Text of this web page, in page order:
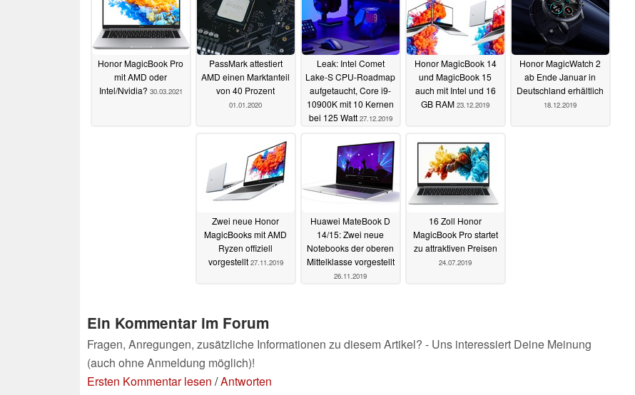
Honor MagicBook Pro
mit AMD oder
Intel/Nvidia? 30.03.2021
PassMark attestiert
AMD einen Marktanteil
von 40 Prozent
01.01.2020
Leak: Intel Comet
Lake-S CPU-Roadmap
aufgetaucht, Core i9-
10900K mit 10 Kernen
bei 125 Watt 27.12.2019
Honor MagicBook 14
und MagicBook 15
auch mit Intel und 16
GB RAM 23.12.2019
Honor MagicWatch 2
ab Ende Januar in
Deutschland erhältlich
18.12.2019
Zwei neue Honor
MagicBooks mit AMD
Ryzen offiziell
vorgestellt 27.11.2019
Huawei MateBook D
14/15: Zwei neue
Notebooks der oberen
Mittelklasse vorgestellt
26.11.2019
16 Zoll Honor
MagicBook Pro startet
zu attraktiven Preisen
24.07.2019
Ein Kommentar im Forum
Fragen, Anregungen, zusätzliche Informationen zu diesem Artikel? - Uns interessiert Deine Meinung
(auch ohne Anmeldung möglich)!
Ersten Kommentar lesen /Antworten